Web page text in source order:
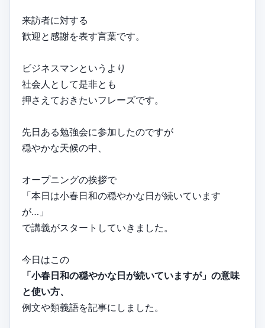
来訪者に対する
歓迎と感謝を表す言葉です。
ビジネスマンというより
社会人として是非とも
押さえておきたいフレーズです。
先日ある勉強会に参加したのですが
穏やかな天候の中、
オープニングの挨拶で
「本日は小春日和の穏やかな日が続いています
が…」
で講義がスタートしていきました。
今日はこの
「小春日和の穏やかな日が続いていますが」の意味
と使い方、
例文や類義語を記事にしました。